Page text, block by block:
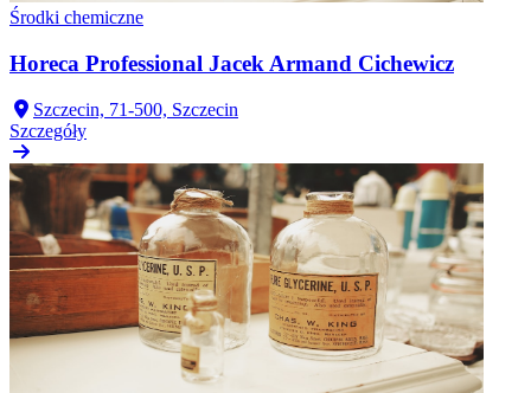
Środki chemiczne
Horeca Professional Jacek Armand Cichewicz
Szczecin, 71-500, Szczecin
Szczegóły